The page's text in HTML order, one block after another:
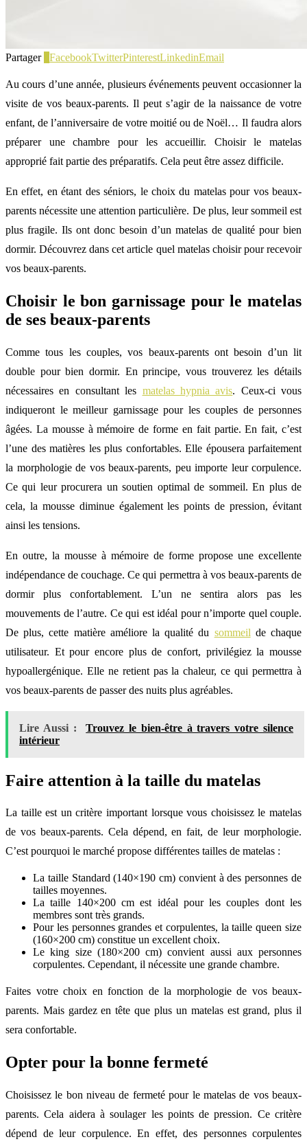
Partager FacebookTwitterPinterestLinkedinEmail
Au cours d’une année, plusieurs événements peuvent occasionner la
visite de vos beaux-parents. Il peut s’agir de la naissance de votre
enfant, de l’anniversaire de votre moitié ou de Noël… Il faudra alors
préparer une chambre pour les accueillir. Choisir le matelas
approprié fait partie des préparatifs. Cela peut être assez difficile.
En effet, en étant des séniors, le choix du matelas pour vos beaux-
parents nécessite une attention particulière. De plus, leur sommeil est
plus fragile. Ils ont donc besoin d’un matelas de qualité pour bien
dormir. Découvrez dans cet article quel matelas choisir pour recevoir
vos beaux-parents.
Choisir le bon garnissage pour le matelas
de ses beaux-parents
Comme tous les couples, vos beaux-parents ont besoin d’un lit
double pour bien dormir. En principe, vous trouverez les détails
nécessaires en consultant les matelas hypnia avis. Ceux-ci vous
indiqueront le meilleur garnissage pour les couples de personnes
âgées. La mousse à mémoire de forme en fait partie. En fait, c’est
l’une des matières les plus confortables. Elle épousera parfaitement
la morphologie de vos beaux-parents, peu importe leur corpulence.
Ce qui leur procurera un soutien optimal de sommeil. En plus de
cela, la mousse diminue également les points de pression, évitant
ainsi les tensions.
En outre, la mousse à mémoire de forme propose une excellente
indépendance de couchage. Ce qui permettra à vos beaux-parents de
dormir plus confortablement. L’un ne sentira alors pas les
mouvements de l’autre. Ce qui est idéal pour n’importe quel couple.
De plus, cette matière améliore la qualité du sommeil de chaque
utilisateur. Et pour encore plus de confort, privilégiez la mousse
hypoallergénique. Elle ne retient pas la chaleur, ce qui permettra à
vos beaux-parents de passer des nuits plus agréables.
Lire Aussi :
Trouvez le bien-être à travers votre silence
intérieur
Faire attention à la taille du matelas
La taille est un critère important lorsque vous choisissez le matelas
de vos beaux-parents. Cela dépend, en fait, de leur morphologie.
C’est pourquoi le marché propose différentes tailles de matelas :
La taille Standard (140×190 cm) convient à des personnes de
tailles moyennes.
La taille 140×200 cm est idéal pour les couples dont les
membres sont très grands.
Pour les personnes grandes et corpulentes, la taille queen size
(160×200 cm) constitue un excellent choix.
Le king size (180×200 cm) convient aussi aux personnes
corpulentes. Cependant, il nécessite une grande chambre.
Faites votre choix en fonction de la morphologie de vos beaux-
parents. Mais gardez en tête que plus un matelas est grand, plus il
sera confortable.
Opter pour la bonne fermeté
Choisissez le bon niveau de fermeté pour le matelas de vos beaux-
parents. Cela aidera à soulager les points de pression. Ce critère
dépend de leur corpulence. En effet, des personnes corpulentes